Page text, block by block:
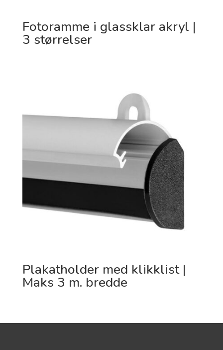
Fotoramme i glassklar akryl |
3 størrelser
Plakatholder med klikklist |
Maks 3 m. bredde